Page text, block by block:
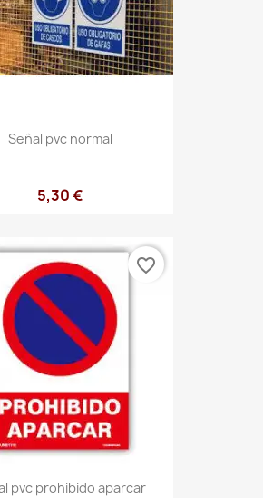
Señal pvc normal
5,30 €
pvc prohibido aparcar
favorite_border